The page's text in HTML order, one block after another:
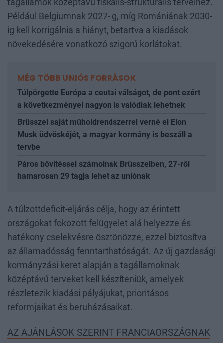
tagállamok középtávú fiskális-strukturális terveihez.
Például Belgiumnak 2027-ig, míg Romániának 2030-
ig kell korrigálnia a hiányt, betartva a kiadások
növekedésére vonatkozó szigorú korlátokat.
MÉG TÖBB UNIÓS FORRÁSOK
Túlpörgette Európa a ceutai válságot, de pont ezért
a következményei nagyon is valódiak lehetnek
Brüsszel saját műholdrendszerrel verné el Elon
Musk üdvöskéjét, a magyar kormány is beszáll a
tervbe
Páros bővítéssel számolnak Brüsszelben, 27-ről
hamarosan 29 tagja lehet az uniónak
A túlzottdeficit-eljárás célja, hogy az érintett
országokat fokozott felügyelet alá helyezze és
hatékony cselekvésre ösztönözze, ezzel biztosítva
az államadósság fenntarthatóságát. Az új gazdasági
kormányzási keret alapján a tagállamoknak
középtávú terveket kell készíteniük, amelyek
részletezik kiadási pályájukat, prioritásos
reformjaikat és beruházásaikat.
AZ AJÁNLÁSOK SZERINT FRANCIAORSZÁGNAK